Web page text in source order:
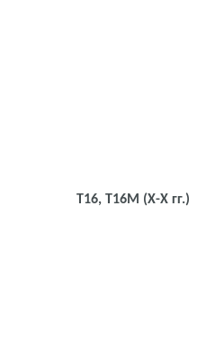
Т16, Т16М (Х-Х гг.)